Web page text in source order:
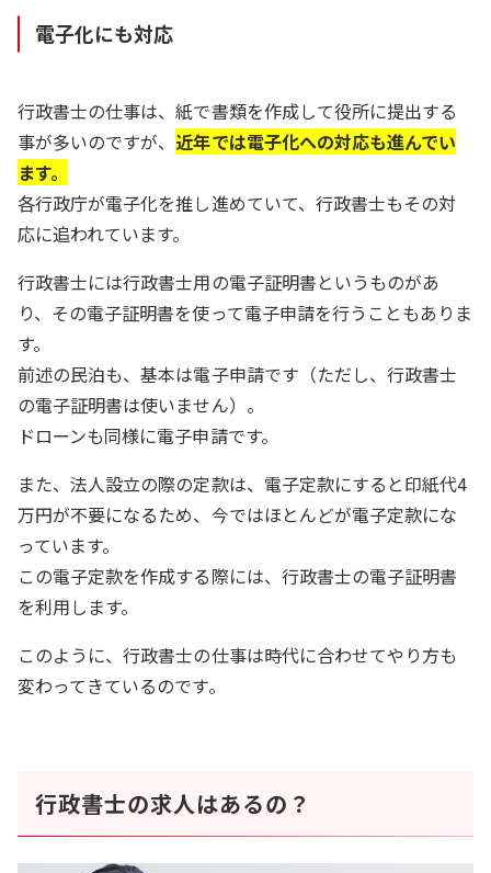
電子化にも対応
行政書士の仕事は、紙で書類を作成して役所に提出する
事が多いのですが、 近年では電子化への対応も進んでい
ます。
各行政庁が電子化を推し進めていて、行政書士もその対
応に追われています。
行政書士には行政書士用の電子証明書というものがあ
り、その電子証明書を使って電子申請を行うこともありま
す。
前述の民泊も、基本は電子申請です（ただし、行政書士
の電子証明書は使いません）。
ドローンも同様に電子申請です。
また、法人設立の際の定款は、電子定款にすると印紙代4
万円が不要になるため、今ではほとんどが電子定款にな
っています。
この電子定款を作成する際には、行政書士の電子証明書
を利用します。
このように、行政書士の仕事は時代に合わせてやり方も
変わってきているのです。
行政書士の求人はあるの？